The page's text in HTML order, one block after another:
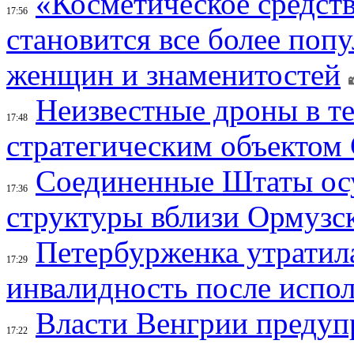
17:56
становится все более
женщин и знаменитостей
17:48
Неизвестные дроны в
стратегическим
17:36
Соединенные Штаты
структуры вблизи
17:29
Петербурженка
инвалидность после
17:22
Власти Венгрии